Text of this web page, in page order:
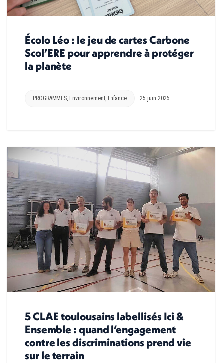
Écolo Léo : le jeu de cartes Carbone
Scol’ERE pour apprendre à protéger
la planète
PROGRAMMES Environnement Enfance 25 juin 2026
5 CLAE toulousains labellisés Ici &
Ensemble : quand l’engagement
contre les discriminations prend vie
sur le terrain